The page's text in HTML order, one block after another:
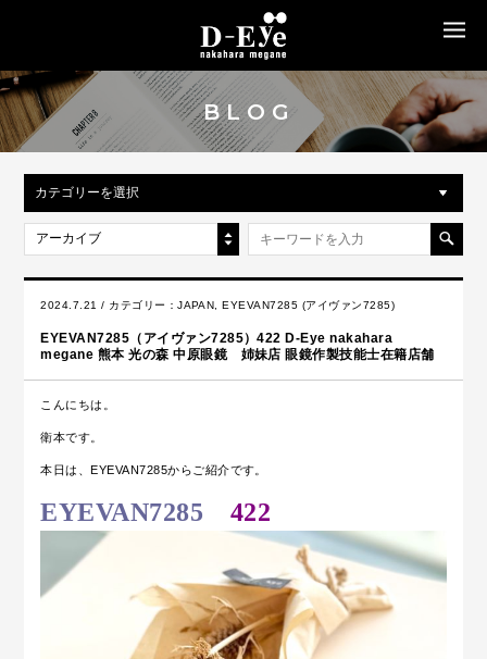
BLOG
カテゴリーを選択
アーカイブ
2024.7.21 / カテゴリー：JAPAN ,EYEVAN7285 (アイヴァン7285)
EYEVAN7285（アイヴァン7285）422 D-Eye nakahara
megane 熊本 光の森 中原眼鏡 姉妹店 眼鏡作製技能士在籍店舗
こんにちは。
衛本です。
本日は、EYEVAN7285からご紹介です。
EYEVAN7285 422